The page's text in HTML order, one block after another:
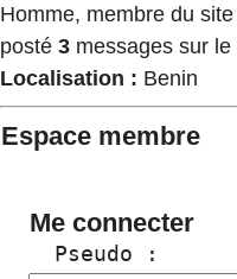
Homme, membre du
posté 3 messages sur le
Localisation : Benin
Espace membre
Me connecter
  Pseudo :